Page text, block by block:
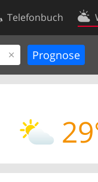
Telefonbuch
Kontakt